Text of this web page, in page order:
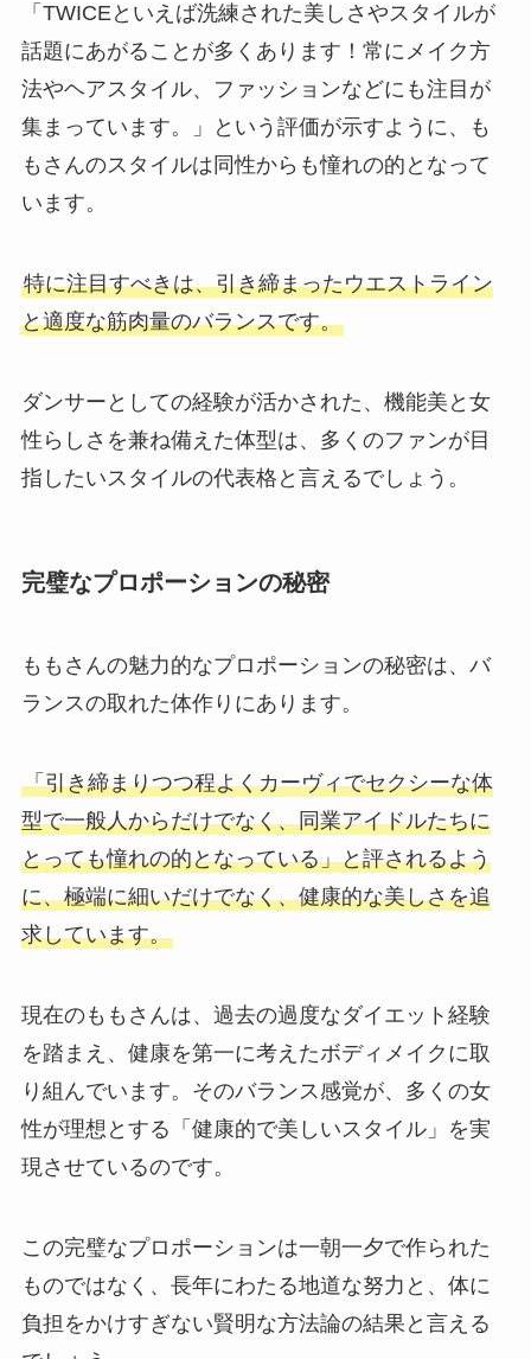
「TWICEといえば洗練された美しさやスタイルが
話題にあがることが多くあります！常にメイク方
法やヘアスタイル、ファッションなどにも注目が
集まっています。」という評価が示すように、も
もさんのスタイルは同性からも憧れの的となって
います。
特に注目すべきは、引き締まったウエストライン
と適度な筋肉量のバランスです。
ダンサーとしての経験が活かされた、機能美と女
性らしさを兼ね備えた体型は、多くのファンが目
指したいスタイルの代表格と言えるでしょう。
完璧なプロポーションの秘密
ももさんの魅力的なプロポーションの秘密は、バ
ランスの取れた体作りにあります。
「引き締まりつつ程よくカーヴィでセクシーな体
型で一般人からだけでなく、同業アイドルたちに
とっても憧れの的となっている」と評されるよう
に、極端に細いだけでなく、健康的な美しさを追
求しています。
現在のももさんは、過去の過度なダイエット経験
を踏まえ、健康を第一に考えたボディメイクに取
り組んでいます。そのバランス感覚が、多くの女
性が理想とする「健康的で美しいスタイル」を実
現させているのです。
この完璧なプロポーションは一朝一夕で作られた
ものではなく、長年にわたる地道な努力と、体に
負担をかけすぎない賢明な方法論の結果と言える